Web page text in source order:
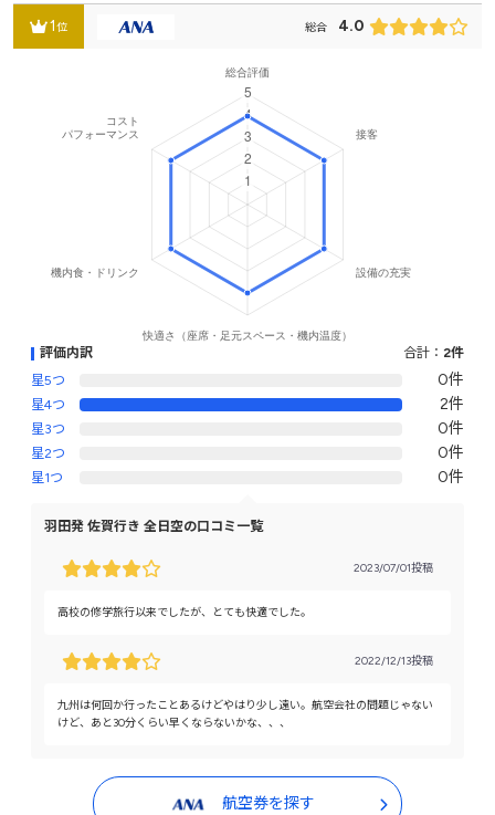
1位 総合 4.0
評価内訳 合計： 2件
星5つ
0件
星4つ 2件
星3つ 0件
星2つ 0件
星1つ 0件
羽田発 佐賀行き 全日空の口コミ一覧
2023/07/01投稿
高校の修学旅行以来でしたが、とても快適でした。
2022/12/13投稿
九州は何回か行ったことあるけどやはり少し遠い。航空会社の問題じゃない
けど、あと30分くらい早くならないかな、、、
航空券を探す